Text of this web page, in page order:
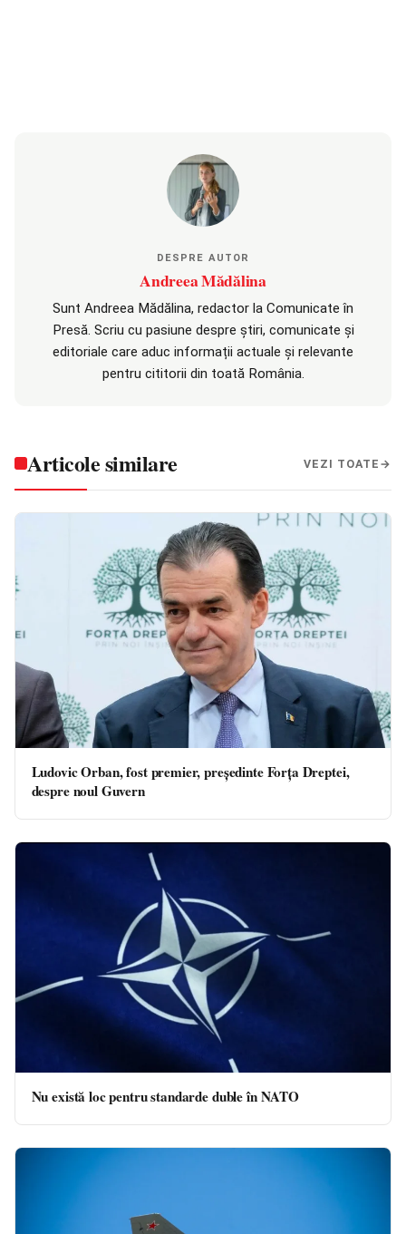
DESPRE AUTOR
Andreea Mădălina
Sunt Andreea Mădălina, redactor la Comunicate în
Presă. Scriu cu pasiune despre știri, comunicate și
editoriale care aduc informații actuale și relevante
pentru cititorii din toată România.
Articole similare VEZI TOATE
Ludovic Orban, fost premier, președinte Forța Dreptei,
despre noul Guvern
Nu există loc pentru standarde duble în NATO